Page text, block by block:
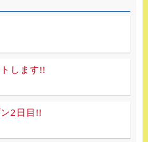
します!!
2日目!!